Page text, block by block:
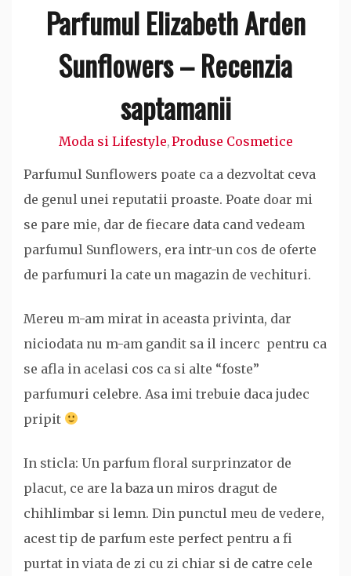
Parfumul Elizabeth Arden
Sunflowers – Recenzia
saptamanii
Moda si Lifestyle,Produse Cosmetice
Parfumul Sunflowers poate ca a dezvoltat ceva
de genul unei reputatii proaste. Poate doar mi
se pare mie, dar de fiecare data cand vedeam
parfumul Sunflowers, era intr-un cos de oferte
de parfumuri la cate un magazin de vechituri.
Mereu m-am mirat in aceasta privinta, dar
niciodata nu m-am gandit sa il incerc pentru ca
se afla in acelasi cos ca si alte “foste”
parfumuri celebre. Asa imi trebuie daca judec
pripit
In sticla: Un parfum floral surprinzator de
placut, ce are la baza un miros dragut de
chihlimbar si lemn. Din punctul meu de vedere,
acest tip de parfum este perfect pentru a fi
purtat in viata de zi cu zi chiar si de catre cele